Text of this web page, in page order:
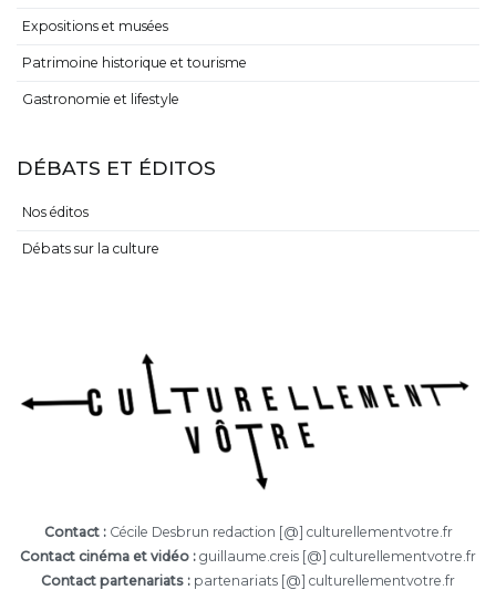
Expositions et musées
Patrimoine historique et tourisme
Gastronomie et lifestyle
DÉBATS ET ÉDITOS
Nos éditos
Débats sur la culture
Contact :Cécile Desbrun redaction [@] culturellementvotre.fr
Contact cinéma et vidéo : guillaume.creis [@] culturellementvotre.fr
Contact partenariats : partenariats [@] culturellementvotre.fr